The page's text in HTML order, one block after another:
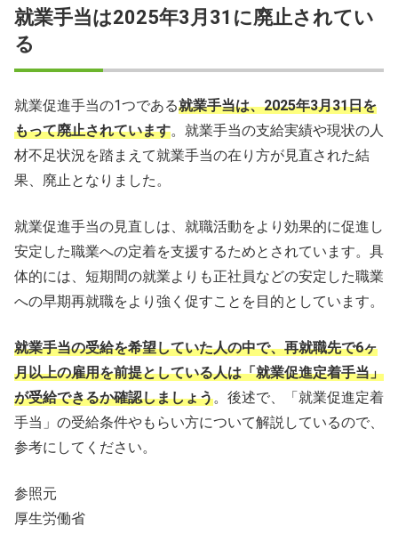
就業手当に関するFAQ
就業手当は2025年3月31に廃止されてい
る
就業促進手当の1つである就業手当は、2025年3月31日を
もって廃止されています。就業手当の支給実績や現状の人
材不足状況を踏まえて就業手当の在り方が見直された結
果、廃止となりました。
就業促進手当の見直しは、就職活動をより効果的に促進し
安定した職業への定着を支援するためとされています。具
体的には、短期間の就業よりも正社員などの安定した職業
への早期再就職をより強く促すことを目的としています。
就業手当の受給を希望していた人の中で、再就職先で6ヶ
月以上の雇用を前提としている人は「就業促進定着手当」
が受給できるか確認しましょう。後述で、「就業促進定着
手当」の受給条件やもらい方について解説しているので、
参考にしてください。
参照元
厚生労働省